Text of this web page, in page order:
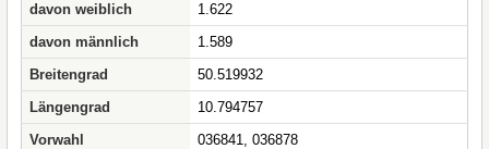
davon weiblich
1.622
davon männlich
1.589
Breitengrad
50.519932
Längengrad
10.794757
Vorwahl
036841, 036878